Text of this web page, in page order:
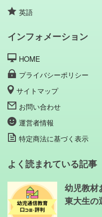
英語
インフォメーション
HOME
プライバシーポリシー
サイトマップ
お問い合わせ
運営者情報
特定商法に基づく表示
よく読まれている記事
幼児教材
東大生の